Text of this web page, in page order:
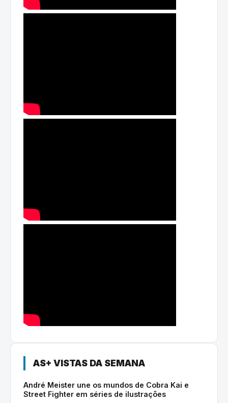
AS+ VISTAS DA SEMANA
André Meister une os mundos de Cobra Kai e
Street Fighter em séries de ilustrações